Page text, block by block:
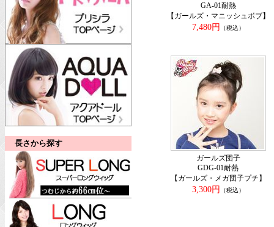
長さから探す
GA-01耐熱
【ガールズ・マニッシュボブ】
7,480円
（税込）
ガールズ団子
GDG-01耐熱
【ガールズ・メガ団子プチ】
3,300円
（税込）